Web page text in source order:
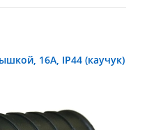
16А, IP44 (каучук)